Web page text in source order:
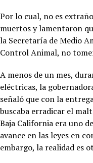
Por lo cual, no es
muertos y lamentaron
la Secretaría de Medio
Control Animal, no
A menos de un mes,
eléctricas, la
señaló que con la
buscaba erradicar el
Baja California era uno
avance en las leyes en
embargo, la realidad es